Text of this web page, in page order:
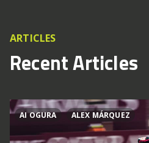
ARTICLES
Recent Articles
AI OGURA ALEX MÁRQUEZ